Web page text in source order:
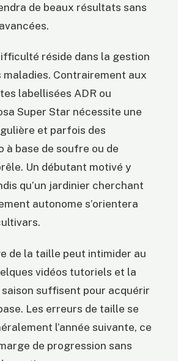
de beaux résultats sans
réside dans la gestion
maladies. Contrairement aux
labellisées ADR ou
Super Star nécessite une
et parfois des
à base de soufre ou de
Un débutant motivé y
qu’un jardinier cherchant
autonome s’orientera
de la taille peut intimider au
vidéos tutoriels et la
saison suffisent pour acquérir
Les erreurs de taille se
l’année suivante, ce
de progression sans